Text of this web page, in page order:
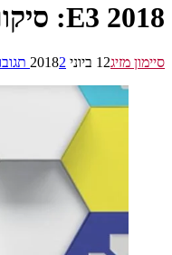
E3 2018: סיקור כל ההכרזות, הטריילרים וההפתעות
סיימון מזיג12 ביוני 2018 2 תגובות